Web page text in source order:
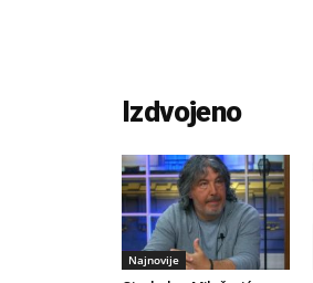
Izdvojeno
Najnovije